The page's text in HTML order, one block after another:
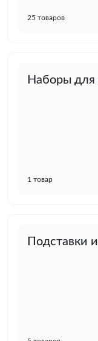
25 товаров
Наборы для
1 товар
Подставки